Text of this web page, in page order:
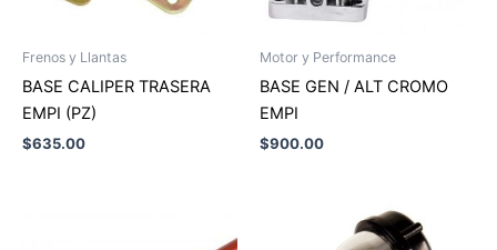
Frenos y Llantas
BASE CALIPER TRASERA
EMPI (PZ)
$635.00
Motor y Performance
BASE GEN / ALT CROMO
EMPI
$900.00